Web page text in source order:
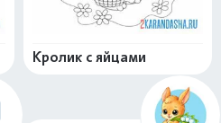
Кролик с яйцами